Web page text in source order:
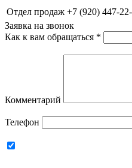
Отдел продаж +7 (920) 447-
Заявка на звонок
Как к вам обращаться *
Комментарий
Телефон